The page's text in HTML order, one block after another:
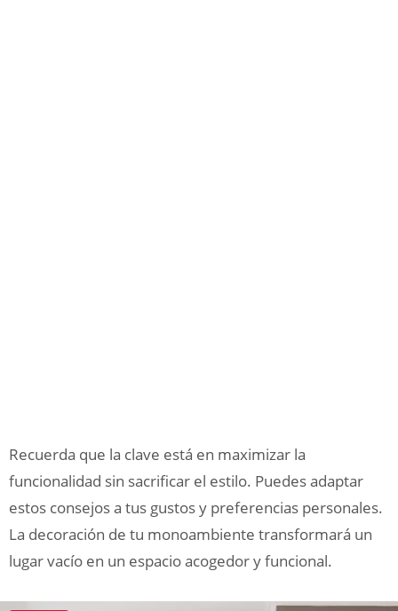
Recuerda que la clave está en maximizar la
funcionalidad sin sacrificar el estilo. Puedes adaptar
estos consejos a tus gustos y preferencias personales.
La decoración de tu monoambiente transformará un
lugar vacío en un espacio acogedor y funcional.